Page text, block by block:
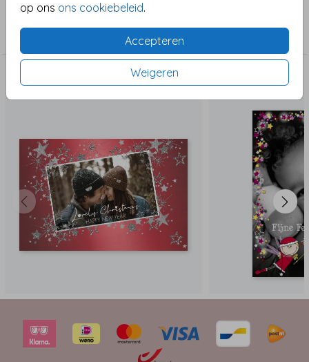
op ons ons cookiebeleid.
Accepteren
Weigeren
Collectie
Met foto
Dit vind je misschien ook leuk